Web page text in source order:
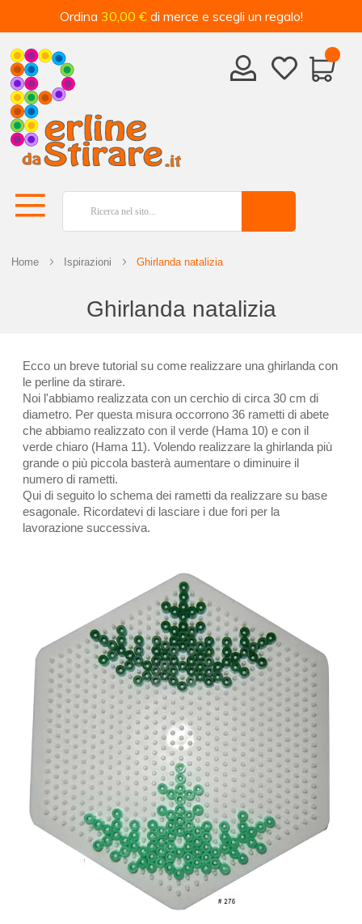
Ordina 30,00 € di merce e scegli un regalo!
Home Ispirazioni Ghirlanda natalizia
Ghirlanda natalizia
Ecco un breve tutorial su come realizzare una ghirlanda con
le perline da stirare.
Noi l'abbiamo realizzata con un cerchio di circa 30 cm di
diametro. Per questa misura occorrono 36 rametti di abete
che abbiamo realizzato con il verde (Hama 10) e con il
verde chiaro (Hama 11). Volendo realizzare la ghirlanda più
grande o più piccola basterà aumentare o diminuire il
numero di rametti.
Qui di seguito lo schema dei rametti da realizzare su base
esagonale. Ricordatevi di lasciare i due fori per la
lavorazione successiva.